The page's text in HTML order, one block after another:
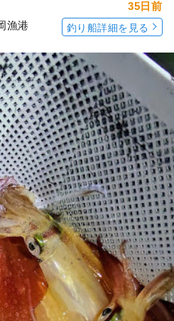
漁港
35日前
釣り船詳細を見る